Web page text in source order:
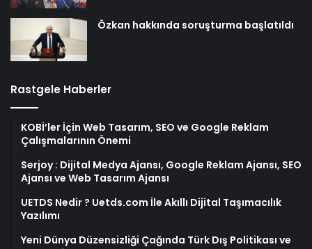
Özkan hakkında soruşturma başlatıldı
Rastgele Haberler
KOBİ’ler İçin Web Tasarım, SEO ve Google Reklam
Çalışmalarının Önemi
Serjoy : Dijital Medya Ajansı, Google Reklam Ajansı, SEO
Ajansı ve Web Tasarım Ajansı
UETDS Nedir ? Uetds.com İle Akıllı Dijital Taşımacılık
Yazılımı
Yeni Dünya Düzensizliği Çağında Türk Dış Politikası ve